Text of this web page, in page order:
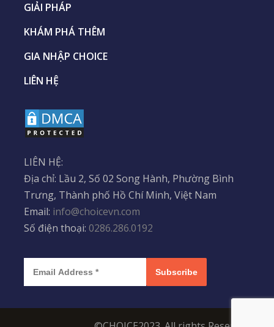
GIẢI PHÁP
KHÁM PHÁ THÊM
GIA NHẬP CHOICE
LIÊN HỆ
LIÊN HỆ:
Địa chỉ: Lầu 2, Số 02 Song Hành, Phường Bình
Trưng, Thành phố Hồ Chí Minh, Việt Nam
Email: info@choicevn.com
Số điện thoại: 0286.286.0192
Subscribe